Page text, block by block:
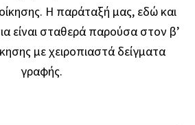
Η παράταξή μας, εδώ και
είναι σταθερά παρούσα στον β’
με χειροπιαστά δείγματα
γραφής.